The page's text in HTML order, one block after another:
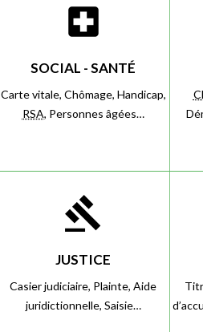
local_hospital
SOCIAL - SANTÉ
Carte vitale, Chômage, Handicap,
RSA, Personnes âgées…
gavel
JUSTICE
Casier judiciaire, Plainte,Aide
juridictionnelle, Saisie…